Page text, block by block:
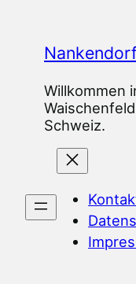
springen
Willkommen
Schweiz.